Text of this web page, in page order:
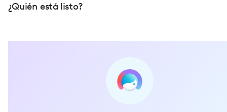
¿Quién está listo?